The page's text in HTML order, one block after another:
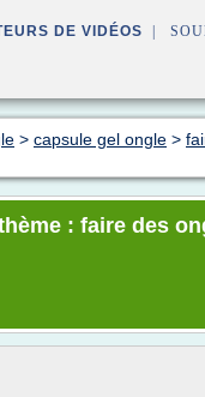
DE VIDÉOS |
> capsule gel ongle >
: faire des